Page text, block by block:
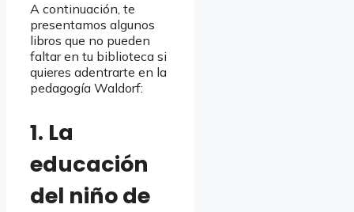
A continuación, te
presentamos algunos
libros que no pueden
faltar en tu biblioteca si
quieres adentrarte en la
pedagogía Waldorf:
1. La
educación
del niño de